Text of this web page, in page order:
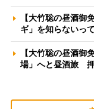
【大竹聡の昼酒御
ギ」を知らない
【大竹聡の昼酒御
場」へと昼酒旅